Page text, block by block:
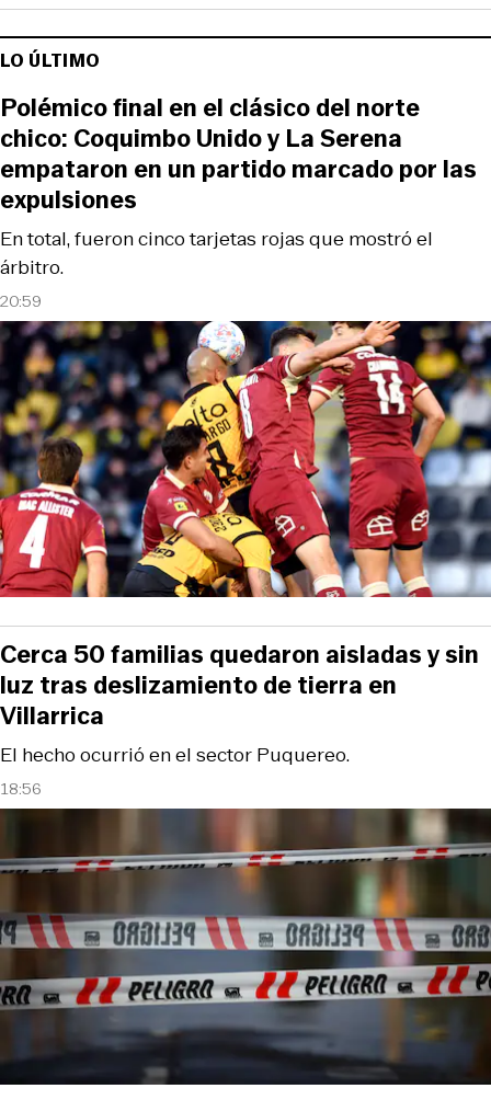
LO ÚLTIMO
20:59
En total, fueron cinco tarjetas rojas que mostró el
árbitro.
Polémico final en el clásico del norte
chico: Coquimbo Unido y La Serena
empataron en un partido marcado por las
expulsiones
18:56
El hecho ocurrió en el sector Puquereo.
Cerca 50 familias quedaron aisladas y sin
luz tras deslizamiento de tierra en
Villarrica